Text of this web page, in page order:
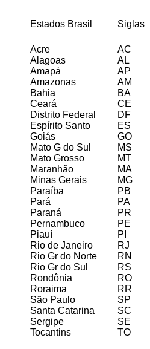
Estados Brasil Siglas
Acre
AC
Alagoas
AL
Amapá
AP
Amazonas
AM
Bahia
BA
Ceará
CE
Distrito Federal
DF
Espírito Santo
ES
Goiás
GO
Mato G do Sul
MS
Mato Grosso
MT
Maranhão
MA
Minas Gerais
MG
Paraíba
PB
Pará
PA
Paraná
PR
Pernambuco
PE
Piauí
PI
Rio de Janeiro
RJ
Rio Gr do Norte
RN
Rio Gr do Sul
RS
Rondônia
RO
Roraima
RR
São Paulo
SP
Santa Catarina
SC
Sergipe
SE
Tocantins
TO